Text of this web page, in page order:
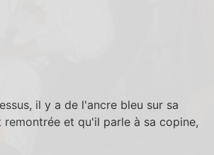
il y a de l'ancre bleu sur sa
et qu'il parle à sa copine,